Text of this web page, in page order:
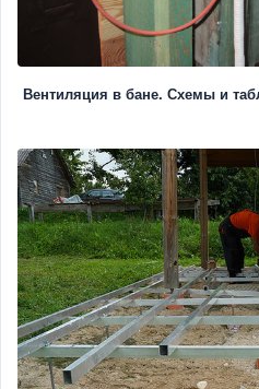
Вентиляция в бане. Схемы и